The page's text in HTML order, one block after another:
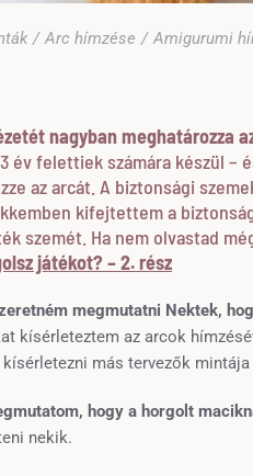
Arc hímzése Amigurumi
nagyban meghatározza
év felettiek számára készül –
az arcát. A biztonsági
kifejtettem a
szemét. Ha nem olvastad
játékot? – 2. rész
megmutatni Nektek,
kísérleteztem az arcok
más tervezők
hogy a horgolt
nekik.